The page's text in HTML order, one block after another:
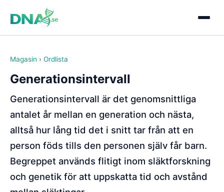
Magasin › Ordlista
Generationsintervall
Generationsintervall är det genomsnittliga
antalet år mellan en generation och nästa,
alltså hur lång tid det i snitt tar från att en
person föds tills den personen själv får barn.
Begreppet används flitigt inom släktforskning
och genetik för att uppskatta tid och avstånd